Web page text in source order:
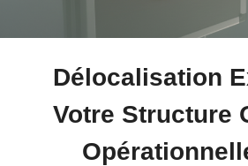
Délocalisation
Votre Structure